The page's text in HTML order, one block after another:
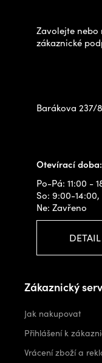
Zavolejte
zákaznické
Barákova 237/
Otevírací doba:
Po-Pá: 11:00 -
So: 9:00-14:00,
Ne: Zavřeno
Zákaznický
Jak nakupovat
Přihlášení k
Vrácení zboží a